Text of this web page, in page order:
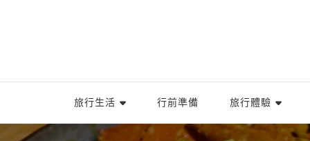
旅行生活 行前準備 旅行體驗